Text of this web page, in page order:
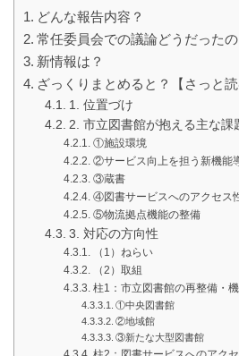
どんな報告内容？
常任委員会での議論どうだったの
新情報は？
ざっくりまとめると？【さっと読
1. 位置づけ
2. 市立図書館が抱える主な課
①施設環境
②サービス向上を担う新機能
③蔵書
④図書サービスへのアクセス
⑤物流拠点機能の整備
3. 対応の方向性
（1）ねらい
（2）取組
柱1：市立図書館の再整備・
①中央図書館
②地域館
③新たな大型図書館